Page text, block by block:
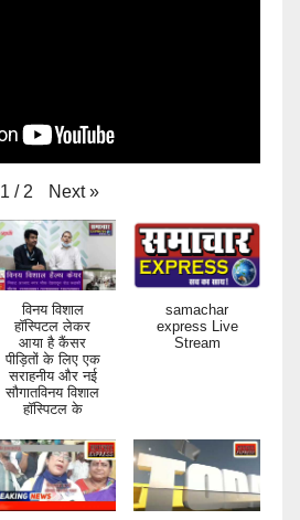
1 / 2 Next »
विनय विशाल
हॉस्पिटल लेकर
आया है कैंसर
पीड़ितों के लिए एक
सराहनीय और नई
सौगातविनय विशाल
हॉस्पिटल के
samachar
express Live
Stream